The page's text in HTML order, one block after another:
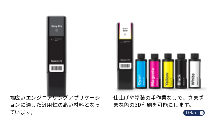
幅広いエンジニアリングアプリケーシ
ョンに適した汎用性の高い材料となっ
ています。
仕上げや塗装の手作業なしで、さまざ
まな色の3D印刷を可能にします。
Detail